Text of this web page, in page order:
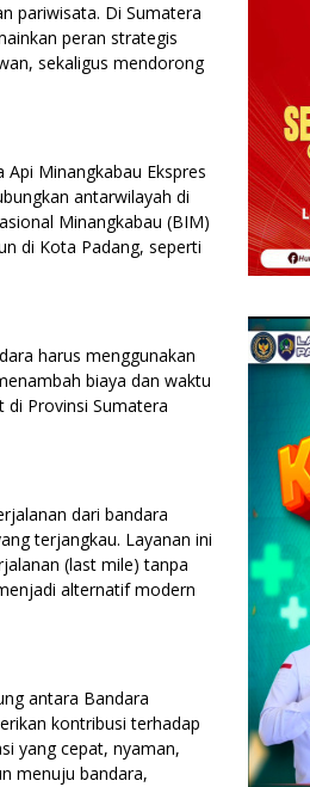
pariwisata. Di Sumatera
peran strategis
sekaligus mendorong
Minangkabau Ekspres
antarwilayah di
Minangkabau (BIM)
di Kota Padang, seperti
harus menggunakan
biaya dan waktu
Provinsi Sumatera
dari bandara
terjangkau. Layanan ini
(last mile) tanpa
alternatif modern
antara Bandara
kontribusi terhadap
yang cepat, nyaman,
menuju bandara,